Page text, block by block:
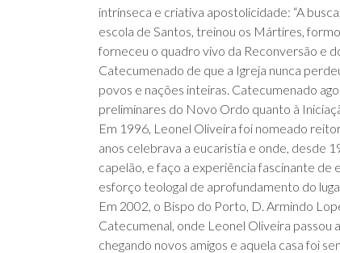
intrínseca e criativa apostolicidade: “A
escola de Santos, treinou os Mártires,
forneceu o quadro vivo da Reconversão e
Catecumenado de que a Igreja nunca
povos e nações inteiras. Catecumenado
preliminares do Novo Ordo quanto à
Em 1996, Leonel Oliveira foi nomeado
anos celebrava a eucaristia e onde, desde
capelão, e faço a experiência fascinante
esforço teologal de aprofundamento do
Em 2002, o Bispo do Porto, D. Armindo
Catecumenal, onde Leonel Oliveira passou
chegando novos amigos e aquela casa foi